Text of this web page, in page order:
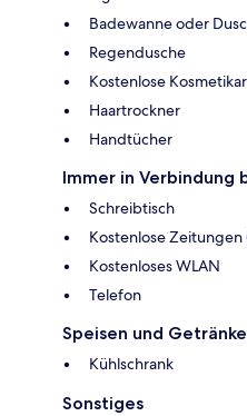
Badewanne oder
Regendusche
Kostenlose
Haartrockner
Handtücher
Immer in Verbindung
Schreibtisch
Kostenlose
Kostenloses WLAN
Telefon
Speisen und Getränke
Kühlschrank
Sonstiges